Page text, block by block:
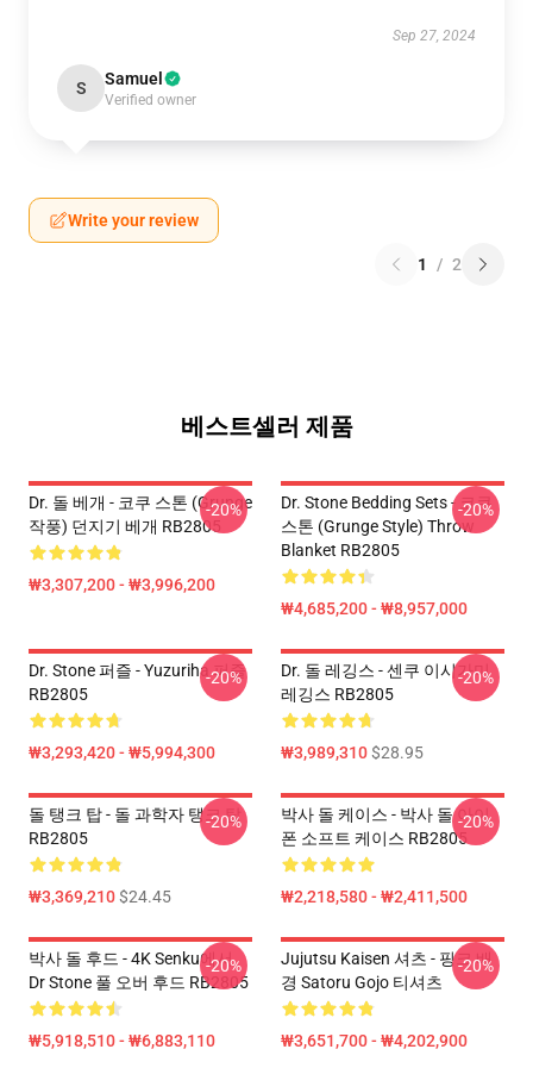
Sep 27, 2024
S Samuel
Verified owner
Write your review
1 / 2
베스트셀러 제품
Dr. 돌 베개 - 코쿠 스톤 (Grunge
작풍) 던지기 베개 RB2805
₩3,307,200 - ₩3,996,200
-20%
Dr. Stone Bedding Sets - 코쿠
스톤 (Grunge Style) Throw
Blanket RB2805
₩4,685,200 - ₩8,957,000
-20%
Dr. Stone 퍼즐 - Yuzuriha 퍼즐
RB2805
₩3,293,420 - ₩5,994,300
-20%
Dr. 돌 레깅스 - 센쿠 이시가미
레깅스 RB2805
₩3,989,310$28.95
-20%
돌 탱크 탑 - 돌 과학자 탱크 탑
RB2805
₩3,369,210$24.45
-20%
박사 돌 케이스 - 박사 돌 아이
폰 소프트 케이스 RB2805
₩2,218,580 - ₩2,411,500
-20%
박사 돌 후드 - 4K Senku에서
Dr Stone 풀 오버 후드 RB2805
₩5,918,510 - ₩6,883,110
-20%
Jujutsu Kaisen 셔츠 - 핑크 배
경 Satoru Gojo 티셔츠
₩3,651,700 - ₩4,202,900
-20%